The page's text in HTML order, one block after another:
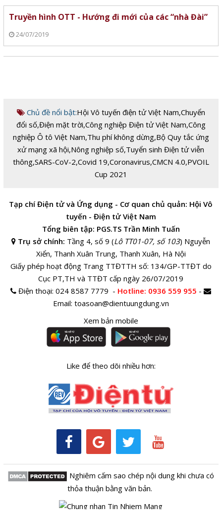
Truyền hình OTT - Hướng đi mới của các “nhà Đài”
24/07/2019
Chủ đề nổi bật:Hội Vô tuyến điện tử Việt Nam,Chuyển
đổi số,Điện mặt trời,Công nghiệp Điện tử Việt Nam,Công
nghiệp Ô tô Việt Nam,Thu phí không dừng,Bộ Quy tắc ứng
xử mạng xã hội,Nông nghiệp số,Tuyển sinh Điện tử viễn
thông,SARS-CoV-2,Covid 19,Coronavirus,CMCN 4.0,PVOIL
Cup 2021
Tạp chí Điện tử và Ứng dụng - Cơ quan chủ quản: Hội Vô
tuyến - Điện tử Việt Nam
Tổng biên tập: PGS.TS Trần Minh Tuấn
Trụ sở chính: Tầng 4, số 9 (Lô TT01-07, số 103) Nguyễn
Xiển, Thanh Xuân Trung, Thanh Xuân, Hà Nội
Giấy phép hoạt động Trang TTĐTTH số: 134/GP-TTĐT do
Cục PT,TH và TTĐT cấp ngày 26/07/2019
Điện thoại:024 8587 7779 - Hotline: 0936 559 955 -
Email: toasoan@dientuungdung.vn
Xem bản mobile
Like để theo dõi nhiều hơn:
Nghiêm cấm sao chép nội dung khi chưa có
thỏa thuận bằng văn bản.